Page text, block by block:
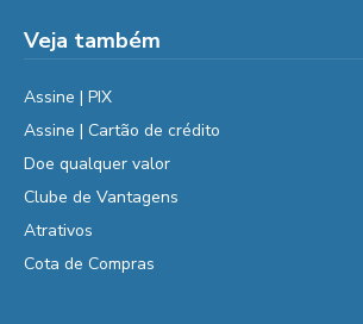
Veja também
Assine | PIX
Assine | Cartão de crédito
Doe qualquer valor
Clube de Vantagens
Atrativos
Cota de Compras